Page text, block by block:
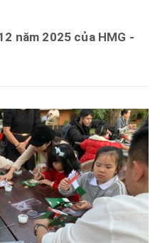
năm 2025 của HMG -